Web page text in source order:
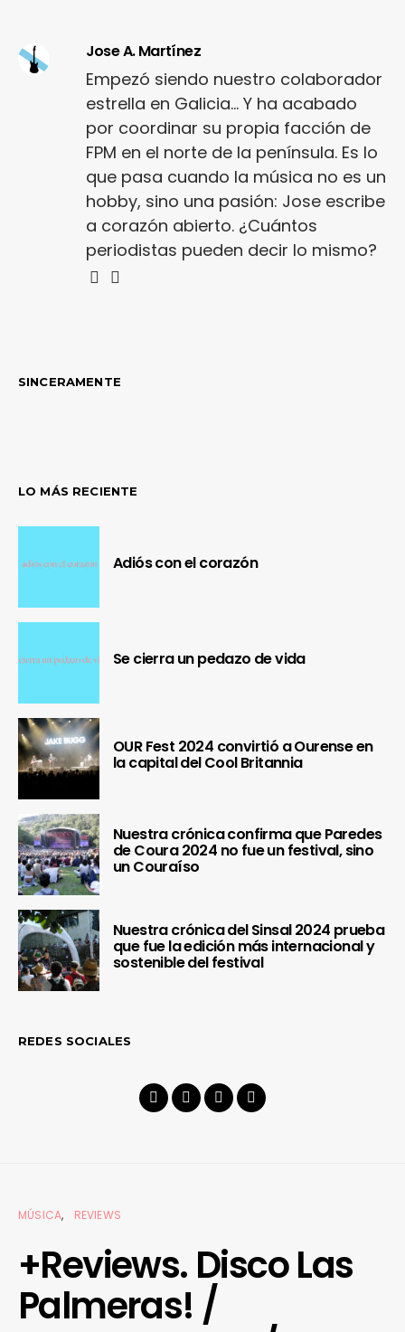
Jose A. Martínez
Empezó siendo nuestro colaborador
estrella en Galicia... Y ha acabado
por coordinar su propia facción de
FPM en el norte de la península. Es lo
que pasa cuando la música no es un
hobby, sino una pasión: Jose escribe
a corazón abierto. ¿Cuántos
periodistas pueden decir lo mismo?
SINCERAMENTE
LO MÁS RECIENTE
Adiós con el corazón
Se cierra un pedazo de vida
OUR Fest 2024 convirtió a Ourense en
la capital del Cool Britannia
Nuestra crónica confirma que Paredes
de Coura 2024 no fue un festival, sino
un Couraíso
Nuestra crónica del Sinsal 2024 prueba
que fue la edición más internacional y
sostenible del festival
REDES SOCIALES
MÚSICA REVIEWS
+Reviews. Disco Las
Palmeras! /